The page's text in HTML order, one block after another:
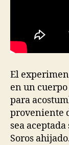
El
en un cuerpo
para
proveniente
sea
Soros